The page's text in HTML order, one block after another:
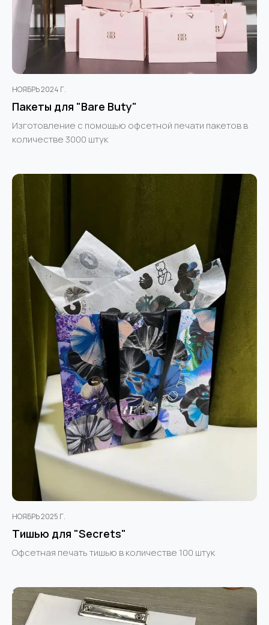
НОЯБРЬ 2024 Г.
Пакеты для "Bare Buty"
Изготовление с помощью офсетной печати пакетов в
количестве 3000 штук
НОЯБРЬ 2025 Г.
Тишью для "Secrets"
Офсетная печать тишью в количестве 100 штук